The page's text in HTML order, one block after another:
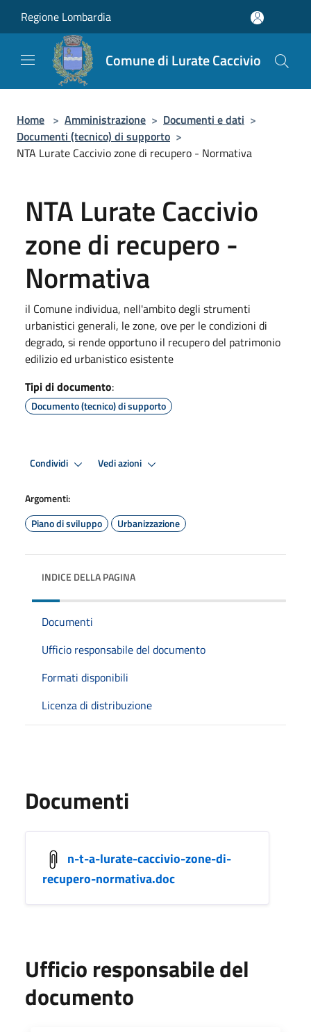
Regione Lombardia
Comune di Lurate Caccivio
Home > Amministrazione > Documenti e dati >
Documenti (tecnico) di supporto >
NTA Lurate Caccivio zone di recupero - Normativa
NTA Lurate Caccivio
zone di recupero -
Normativa
il Comune individua, nell'ambito degli strumenti
urbanistici generali, le zone, ove per le condizioni di
degrado, si rende opportuno il recupero del patrimonio
edilizio ed urbanistico esistente
Tipi di documento:
Documento (tecnico) di supporto
Condividi Vedi azioni
Argomenti:
Piano di sviluppo
Urbanizzazione
INDICE DELLA PAGINA
Documenti
Ufficio responsabile del documento
Formati disponibili
Licenza di distribuzione
Documenti
n-t-a-lurate-caccivio-zone-di-
recupero-normativa.doc
Ufficio responsabile del
documento